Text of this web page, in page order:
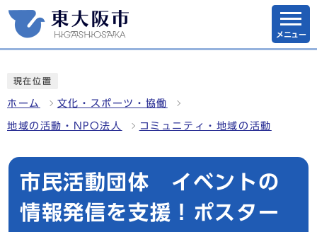
メニュー
現在位置
ホーム 文化・スポーツ・協働
地域の活動・NPO法人 コミュニティ・地域の活動
市民活動団体 イベントの
情報発信を支援！ポスター